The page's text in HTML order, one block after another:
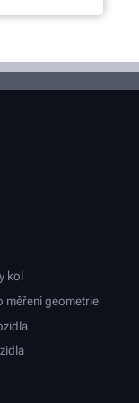
kol
měření geometrie